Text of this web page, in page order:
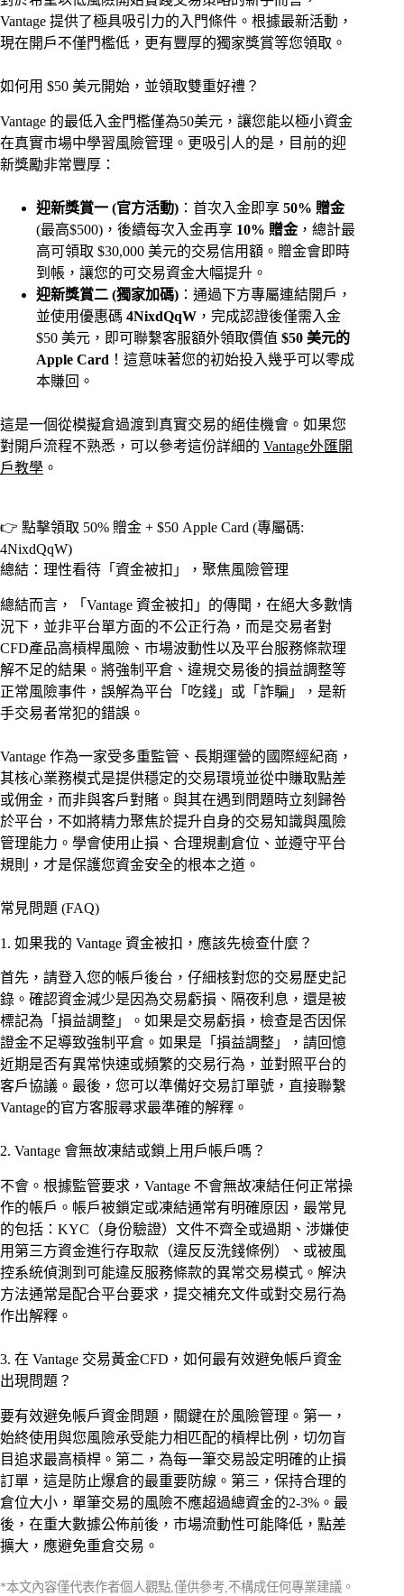
Vantage 提供了極具吸引力的入門條件。根據最新活動，
現在開戶不僅門檻低，更有豐厚的獨家獎賞等您領取。
如何用 $50 美元開始，並領取雙重好禮？
Vantage 的最低入金門檻僅為50美元，讓您能以極小資金
在真實市場中學習風險管理。更吸引人的是，目前的迎
新獎勵非常豐厚：
迎新獎賞一 (官方活動) ：首次入金即享 50% 贈金
(最高$500)，後續每次入金再享 10% 贈金，總計最
高可領取 $30,000 美元的交易信用額。贈金會即時
到帳，讓您的可交易資金大幅提升。
迎新獎賞二 (獨家加碼) ：通過下方專屬連結開戶，
並使用優惠碼 4NixdQqW ，完成認證後僅需入金
$50 美元，即可聯繫客服額外領取價值 $50 美元的
Apple Card ！這意味著您的初始投入幾乎可以零成
本賺回。
這是一個從模擬倉過渡到真實交易的絕佳機會。如果您
對開戶流程不熟悉，可以參考這份詳細的 Vantage外匯開
戶教學 。
👉 點擊領取 50% 贈金 + $50 Apple Card (專屬碼:
4NixdQqW)
總結：理性看待「資金被扣」，聚焦風險管理
總結而言，「Vantage 資金被扣」的傳聞，在絕大多數情
況下，並非平台單方面的不公正行為，而是交易者對
CFD產品高槓桿風險、市場波動性以及平台服務條款理
解不足的結果。將強制平倉、違規交易後的損益調整等
正常風險事件，誤解為平台「吃錢」或「詐騙」，是新
手交易者常犯的錯誤。
Vantage 作為一家受多重監管、長期運營的國際經紀商，
其核心業務模式是提供穩定的交易環境並從中賺取點差
或佣金，而非與客戶對賭。與其在遇到問題時立刻歸咎
於平台，不如將精力聚焦於提升自身的交易知識與風險
管理能力。學會使用止損、合理規劃倉位、並遵守平台
規則，才是保護您資金安全的根本之道。
常見問題 (FAQ)
1. 如果我的 Vantage 資金被扣，應該先檢查什麼？
首先，請登入您的帳戶後台，仔細核對您的交易歷史記
錄。確認資金減少是因為交易虧損、隔夜利息，還是被
標記為「損益調整」。如果是交易虧損，檢查是否因保
證金不足導致強制平倉。如果是「損益調整」，請回憶
近期是否有異常快速或頻繁的交易行為，並對照平台的
客戶協議。最後，您可以準備好交易訂單號，直接聯繫
Vantage的官方客服尋求最準確的解釋。
2. Vantage 會無故凍結或鎖上用戶帳戶嗎？
不會。根據監管要求，Vantage 不會無故凍結任何正常操
作的帳戶。帳戶被鎖定或凍結通常有明確原因，最常見
的包括：KYC（身份驗證）文件不齊全或過期、涉嫌使
用第三方資金進行存取款（違反反洗錢條例）、或被風
控系統偵測到可能違反服務條款的異常交易模式。解決
方法通常是配合平台要求，提交補充文件或對交易行為
作出解釋。
3. 在 Vantage 交易黃金CFD，如何最有效避免帳戶資金
出現問題？
要有效避免帳戶資金問題，關鍵在於風險管理。第一，
始終使用與您風險承受能力相匹配的槓桿比例，切勿盲
目追求最高槓桿。第二，為每一筆交易設定明確的止損
訂單，這是防止爆倉的最重要防線。第三，保持合理的
倉位大小，單筆交易的風險不應超過總資金的2-3%。最
後，在重大數據公佈前後，市場流動性可能降低，點差
擴大，應避免重倉交易。
*本文內容僅代表作者個人觀點,僅供參考,不構成任何專業建議。